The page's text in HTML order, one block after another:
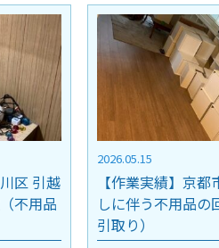
区 引越
不用品
2026.07.06
【買取実績】神
庫・洗濯乾燥機・
ド買取